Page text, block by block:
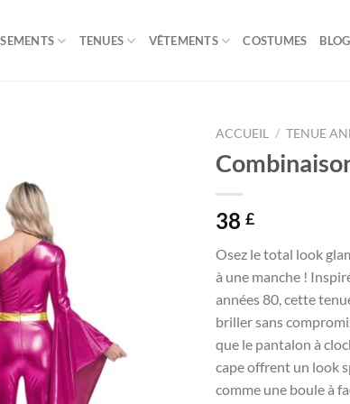
TENUES VÊTEMENTS COSTUMES BLOG
ACCUEIL / TENUE
38 £
Osez le total look
à une manche !
années 80, cette
briller sans
que le pantalon à
cape offrent un look
comme une boule à